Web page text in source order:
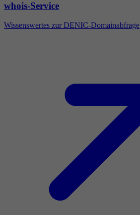
whois-Service
Wissenswertes zur DENIC-Domainabfrage